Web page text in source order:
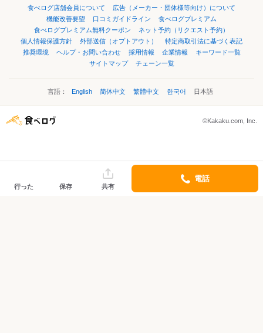
食べログ店舗会員について
広告（メーカー・団体様等向け）について
機能改善要望
口コミガイドライン
食べログプレミアム
食べログプレミアム無料クーポン
ネット予約（リクエスト予約）
個人情報保護方針
外部送信（オプトアウト）
特定商取引法に基づく表記
推奨環境
ヘルプ・お問い合わせ 採用情報 企業情報
キーワード一覧
サイトマップ
チェーン一覧
言語： English 简体中文 繁體中文 한국어 日本語
©Kakaku.com, Inc.
行った 保存 共有
電話